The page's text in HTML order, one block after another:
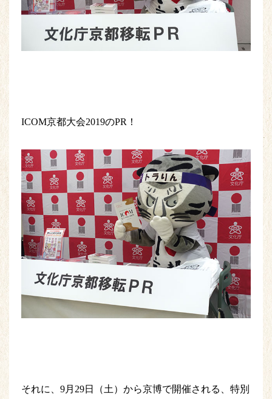
ICOM京都大会2019のPR！
それに、9月29日（土）から京博で開催される、特別